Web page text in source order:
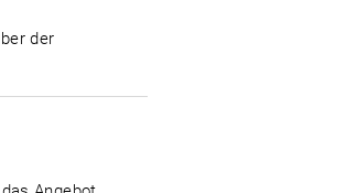
der